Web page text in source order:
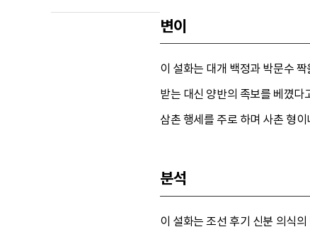
변이
이 설화는 대개 백정과 박문수
받는 대신 양반의 족보를 베꼈다
삼촌 행세를 주로 하며 사촌 형
분석
이 설화는 조선 후기 신분 의식